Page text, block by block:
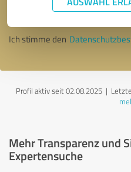
Ich stimme den
Profil aktiv seit 02.08.2025 |
Mehr Transparenz und
Expertensuche